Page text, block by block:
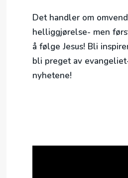
Det handler om
helliggjørelse- men
å følge Jesus! Bli
bli preget av
nyhetene!